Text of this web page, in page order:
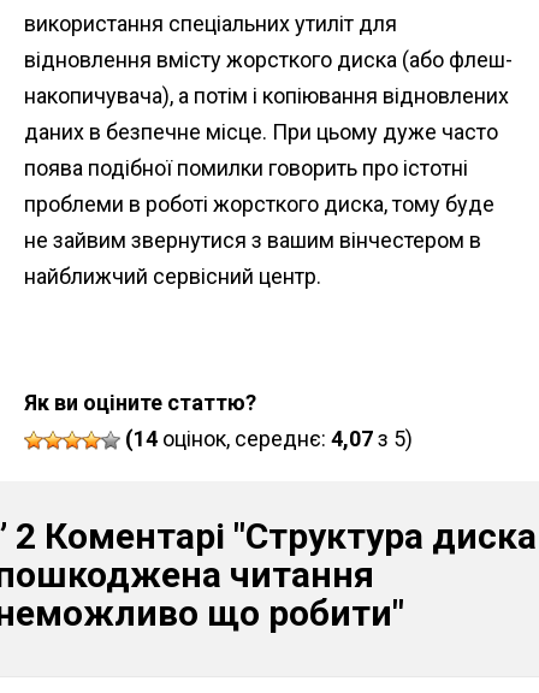
використання спеціальних утиліт для
відновлення вмісту жорсткого диска (або флеш-
накопичувача), а потім і копіювання відновлених
даних в безпечне місце. При цьому дуже часто
поява подібної помилки говорить про істотні
проблеми в роботі жорсткого диска, тому буде
не зайвим звернутися з вашим вінчестером в
найближчий сервісний центр.
Як ви оціните статтю?
(14 оцінок, середнє: 4,07з 5)
2 Коментарі "Структура диска
читання
що робити"